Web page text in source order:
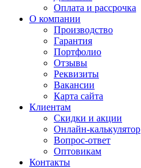
Оплата и рассрочка
О компании
Производство
Гарантия
Портфолио
Отзывы
Реквизиты
Вакансии
Карта сайта
Клиентам
Скидки и акции
Онлайн-калькулятор
Вопрос-ответ
Оптовикам
Контакты